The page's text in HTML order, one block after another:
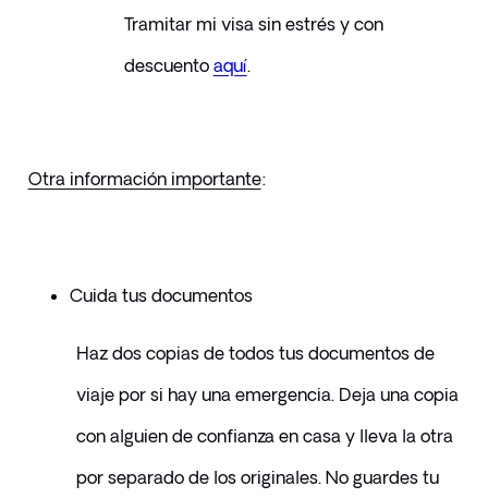
Tramitar mi visa sin estrés y con
descuento aquí.
Otra información importante:
Cuida tus documentos
Haz dos copias de todos tus documentos de
viaje por si hay una emergencia. Deja una copia
con alguien de confianza en casa y lleva la otra
por separado de los originales. No guardes tu